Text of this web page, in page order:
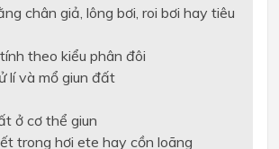
chân giả, lông bơi, roi bơi hay tiêu
theo kiểu phân đôi
lí và mổ giun đất
ở cơ thể giun
trong hơi ete hay cồn loãng